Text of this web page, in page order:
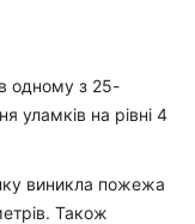
одному з 25-
уламків на рівні 4
виникла пожежа
Також